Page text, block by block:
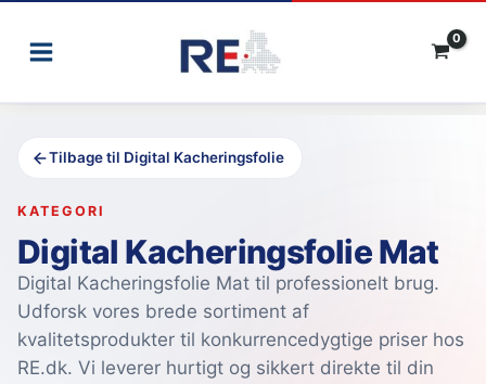
Tilbage til Digital Kacheringsfolie
KATEGORI
Digital Kacheringsfolie Mat
Digital Kacheringsfolie Mat til professionelt brug.
Udforsk vores brede sortiment af
kvalitetsprodukter til konkurrencedygtige priser hos
RE.dk. Vi leverer hurtigt og sikkert direkte til din